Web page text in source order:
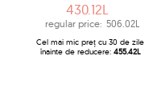
430.12L
regular price: 506.02L
Cel mai mic preț cu 30 de zile
înainte de reducere: 455.42L